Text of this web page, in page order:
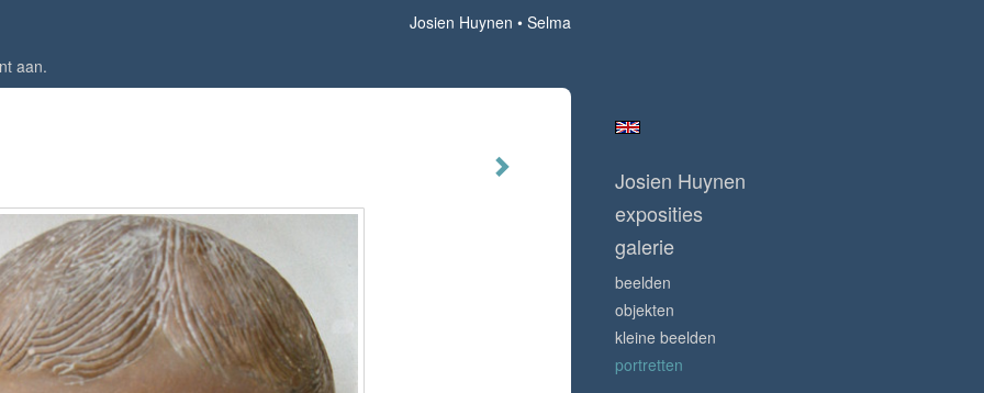
Josien Huynen
Selma
aan.
Josien Huynen
exposities
galerie
beelden
objekten
kleine beelden
portretten